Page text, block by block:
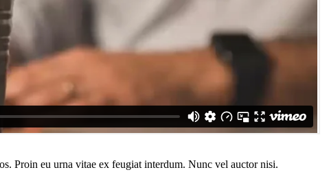
Proin eu urna vitae ex feugiat interdum. Nunc vel auctor nisi.